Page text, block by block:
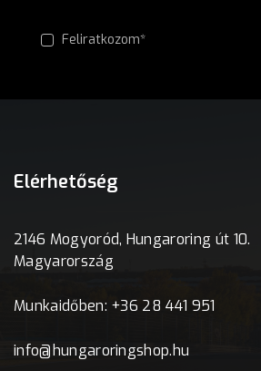
Feliratkozom*
Elérhetőség
2146 Mogyoród, Hungaroring út 10.
Magyarország
Munkaidőben: +36 28 441 951
info@hungaroringshop.hu